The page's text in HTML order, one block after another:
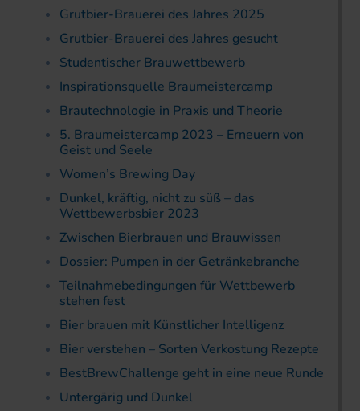
Grutbier-Brauerei des Jahres 2025
Grutbier-Brauerei des Jahres gesucht
Studentischer Brauwettbewerb
Inspirationsquelle Braumeistercamp
Brautechnologie in Praxis und Theorie
5. Braumeistercamp 2023 – Erneuern von
Geist und Seele
Women’s Brewing Day
Dunkel, kräftig, nicht zu süß – das
Wettbewerbsbier 2023
Zwischen Bierbrauen und Brauwissen
Dossier: Pumpen in der Getränkebranche
Teilnahmebedingungen für Wettbewerb
stehen fest
Bier brauen mit Künstlicher Intelligenz
Bier verstehen – Sorten Verkostung Rezepte
BestBrewChallenge geht in eine neue Runde
Untergärig und Dunkel